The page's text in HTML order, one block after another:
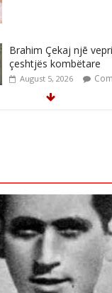
Brahim Çekaj njē
çeshtjës kombëtare
August 5, 2026
e invalidëve në
Çlirimtari Agron
në atdhe të shoqerisë
August 3, 2026